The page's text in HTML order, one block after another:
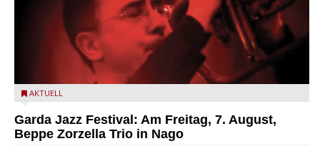
Beppe Zorzella Trio zu Gast beim Garda Jazz Festival
AKTUELL
Garda Jazz Festival: Am Freitag, 7. August,
Beppe Zorzella Trio in Nago